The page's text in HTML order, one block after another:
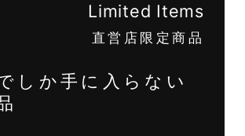
Limited Items
直営店限定商品
しか手に入らない